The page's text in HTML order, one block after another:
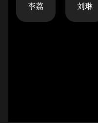
李荔 刘琳